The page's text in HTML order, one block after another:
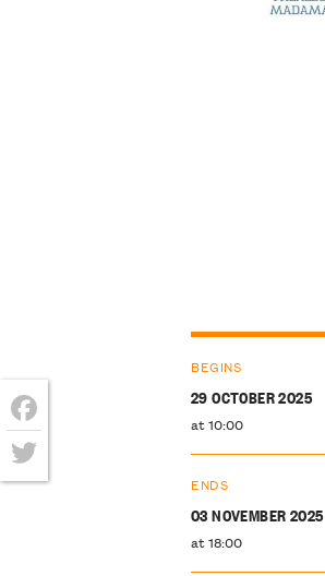
BEGINS
29 OCTOBER 2025
at 10:00
ENDS
03 NOVEMBER 2025
at 18:00
Facebook
Twitter